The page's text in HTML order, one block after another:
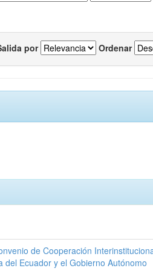
por Ordenar
de Cooperación
del Ecuador y el Gobierno Autónomo